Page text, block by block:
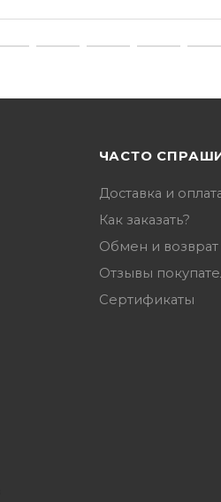
ЧАСТО
Доставка и
Как заказать?
Обмен и возврат
Отзывы
Сертификаты